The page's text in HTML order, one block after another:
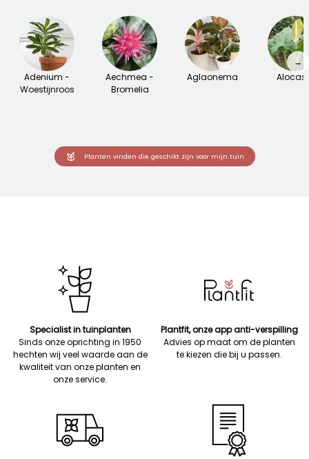
Adenium -
Woestijnroos
Aechmea -
Bromelia
Aglaonema
→
Planten vinden die geschikt zijn voor mijn tuin
Specialist in tuinplanten
Sinds onze oprichting in 1950
hechten wij veel waarde aan de
kwaliteit van onze planten en
onze service.
Plantfit, onze app anti-verspilling
Advies op maat om de planten
te kiezen die bij u passen.